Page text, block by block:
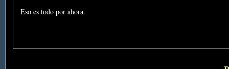
Eso es todo por ahora.